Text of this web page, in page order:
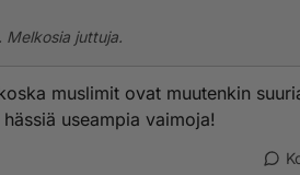
Melkosia juttuja.
muslimit ovat muutenkin
useampia vaimoja!